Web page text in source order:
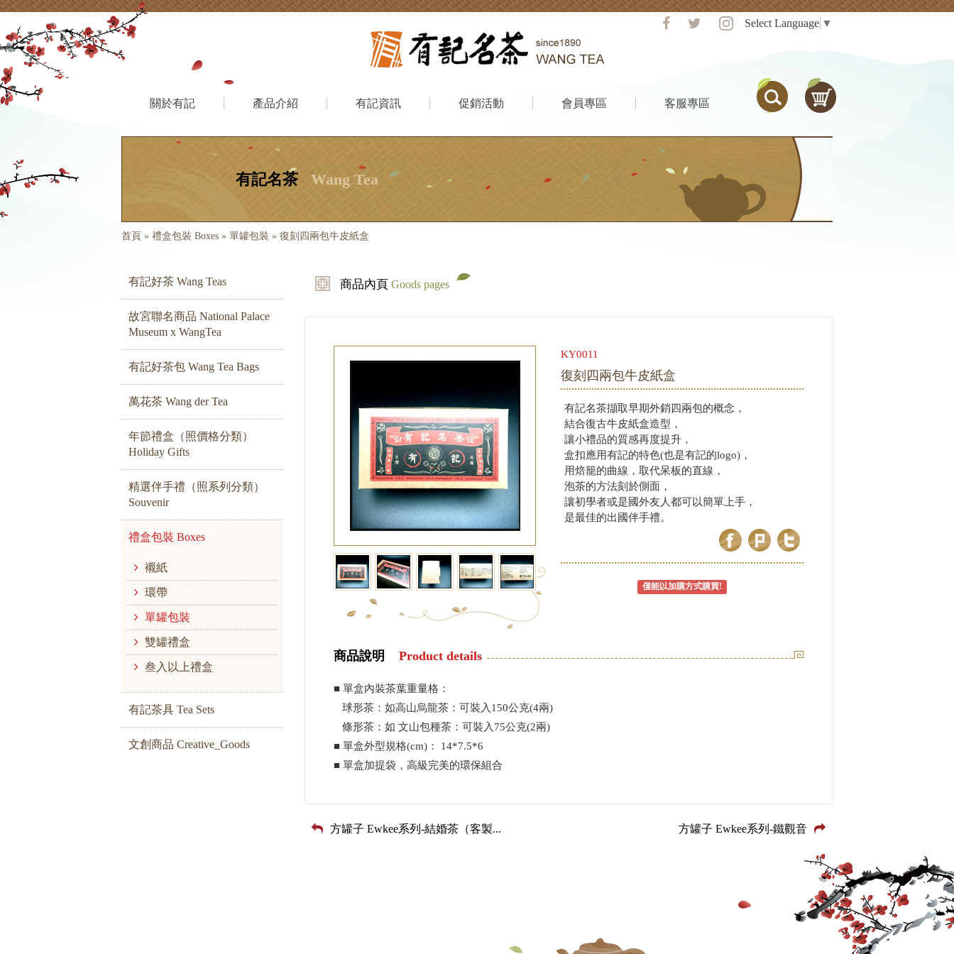
Select Language ▼
關於有記 產品介紹 有記資訊 促銷活動 會員專區 客服專區
有記名茶 Wang Tea
首頁 » 禮盒包裝 Boxes » 單罐包裝 » 復刻四兩包牛皮紙盒
有記好茶 Wang Teas
故宮聯名商品 National Palace
Museum x WangTea
有記好茶包 Wang Tea Bags
萬花茶 Wang der Tea
年節禮盒（照價格分類）
Holiday Gifts
精選伴手禮（照系列分類）
Souvenir
禮盒包裝 Boxes
襯紙
環帶
單罐包裝
雙罐禮盒
叁入以上禮盒
有記茶具 Tea Sets
文創商品 Creative_Goods
商品內頁 Goods pages
KY0011
復刻四兩包牛皮紙盒
有記名茶擷取早期外銷四兩包的概念，
結合復古牛皮紙盒造型，
讓小禮品的質感再度提升，
盒扣應用有記的特色(也是有記的logo)，
用焙籠的曲線，取代呆板的直線，
泡茶的方法刻於側面，
讓初學者或是國外友人都可以簡單上手，
是最佳的出國伴手禮。
僅能以加購方式購買!
商品說明 Product details
■ 單盒內裝茶葉重量格：
球形茶：如高山烏龍茶：可裝入150公克(4兩)
條形茶：如 文山包種茶：可裝入75公克(2兩)
■ 單盒外型規格(cm)： 14*7.5*6
■ 單盒加提袋，高級完美的環保組合
方罐子 Ewkee系列-結婚茶（客製... 方罐子 Ewkee系列-鐵觀音